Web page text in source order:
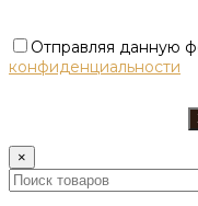
Отправляя данную
конфиденциальности
×